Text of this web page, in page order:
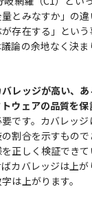
とみなすか」の
が存在する」とい
論の余地なく決
レッジが高い、
ウェアの品質を
です。カバレッ
割合を示すもの
正しく検証でき
カバレッジは上
は上がります。